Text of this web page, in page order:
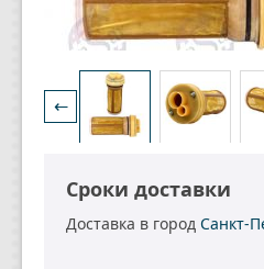
←
Сроки доставки
Доставка в город Санкт-